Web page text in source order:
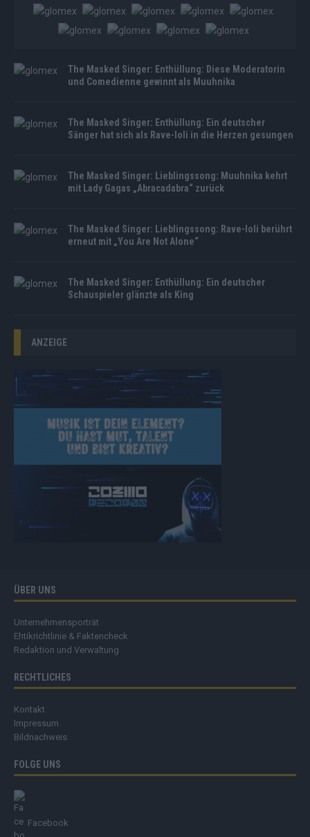
The Masked Singer: Enthüllung: Diese Moderatorin
und Comedienne gewinnt als Muuhnika
The Masked Singer: Enthüllung: Ein deutscher
Sänger hat sich als Rave-Ioli in die Herzen gesungen
The Masked Singer: Lieblingssong: Muuhnika kehrt
mit Lady Gagas „Abracadabra“ zurück
The Masked Singer: Lieblingssong: Rave-Ioli berührt
erneut mit „You Are Not Alone“
The Masked Singer: Enthüllung: Ein deutscher
Schauspieler glänzte als King
ANZEIGE
ÜBER UNS
Unternehmensporträt
Ehtikrichtlinie & Faktencheck
Redaktion und Verwaltung
RECHTLICHES
Kontakt
Impressum
Bildnachweis
FOLGE UNS
Facebook